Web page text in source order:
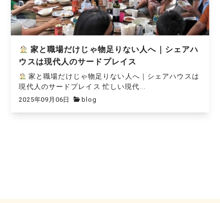
家と職場だけじゃ物足りない人へ｜シェアハ
ウスは現代人のサードプレイス
家と職場だけじゃ物足りない人へ｜シェアハウスは
現代人のサードプレイス 忙しい現代...
2025年09月06日 blog